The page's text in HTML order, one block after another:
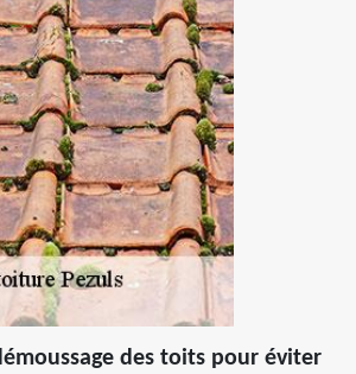
des toits pour éviter